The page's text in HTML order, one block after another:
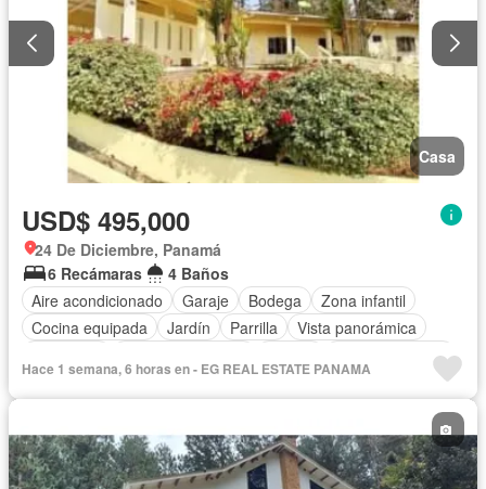
Casa
USD$ 495,000
24 De Diciembre, Panamá
6 Recámaras
4 Baños
Aire acondicionado
Garaje Bodega
Zona infantil
Cocina equipada
Jardín Parrilla
Vista panorámica
Cancha de tenis
Patio
Hace 1 semana, 6 horas en - EG REAL ESTATE PANAMA